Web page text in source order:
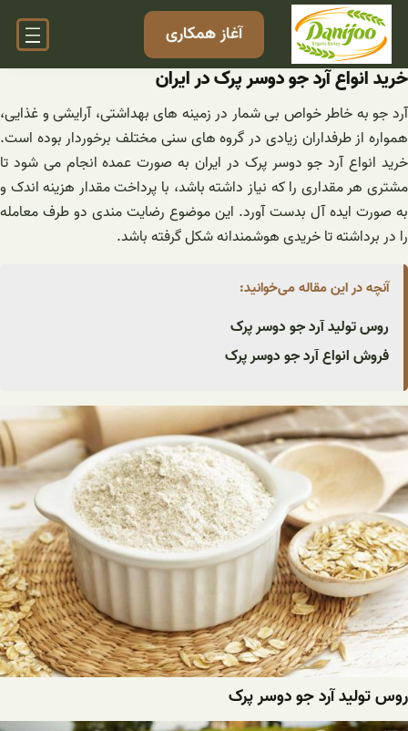
رفتن
محتوا
آغاز همکاری
خرید انواع آرد جو دوسر پرک در ایران
آرد جو به خاطر خواص بی شمار در زمینه های بهداشتی، آرایشی و غذایی،
همواره از طرفداران زیادی در گروه های سنی مختلف برخوردار بوده است.
خرید انواع آرد جو دوسر پرک در ایران به صورت عمده انجام می شود تا
مشتری هر مقداری را که نیاز داشته باشد، با پرداخت مقدار هزینه اندک و
به صورت ایده آل بدست آورد. این موضوع رضایت مندی دو طرف معامله
را در برداشته تا خریدی هوشمندانه شکل گرفته باشد.
آنچه در این مقاله می‌خوانید:
روس تولید آرد جو دوسر پرک
فروش انواع آرد جو دوسر پرک
روس تولید آرد جو دوسر پرک